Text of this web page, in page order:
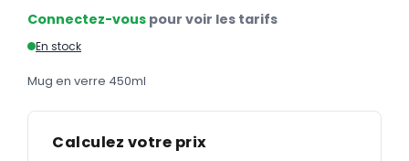
Chemises
Pochettes administratives
Tampons
Liasses
Carnets
Connectez-vous pour voir les tarifs
En stock
Mug en verre 450ml
Calculez votre prix